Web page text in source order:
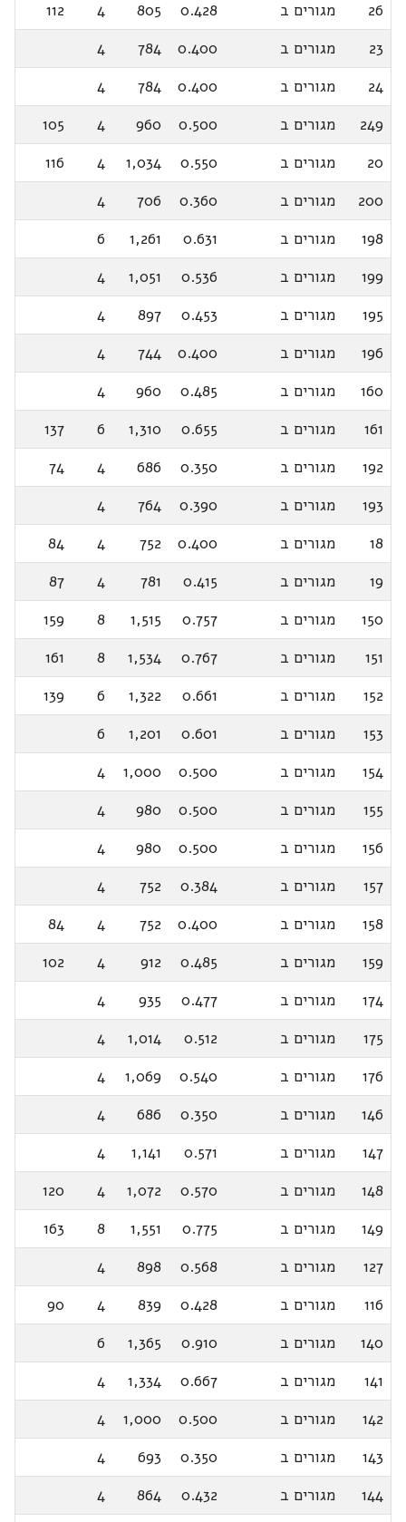
26 מגורים ב 0.428
805
4
112
23
מגורים ב 0.400
784
4
24
מגורים ב 0.400
784
4
249
מגורים ב 0.500
960
4
105
20
מגורים ב 0.550
1,034
4
116
200
מגורים ב 0.360
706
4
198
מגורים ב 0.631
1,261
6
199
מגורים ב 0.536
1,051
4
195
מגורים ב 0.453
897
4
196
מגורים ב 0.400
744
4
160
מגורים ב 0.485
960
4
161
מגורים ב 0.655
1,310
6
137
192
מגורים ב 0.350
686
4
74
193
מגורים ב 0.390
764
4
18
מגורים ב 0.400
752
4
84
19
מגורים ב 0.415
781
4
87
150
מגורים ב 0.757
1,515
8
159
151
מגורים ב 0.767
1,534
8
161
152
מגורים ב 0.661
1,322
6
139
153
מגורים ב 0.601
1,201
6
154
מגורים ב 0.500
1,000
4
155
מגורים ב 0.500
980
4
156
מגורים ב 0.500
980
4
157
מגורים ב 0.384
752
4
158
מגורים ב 0.400
752
4
84
159
מגורים ב 0.485
912
4
102
174
מגורים ב 0.477
935
4
175
מגורים ב 0.512
1,014
4
176
מגורים ב 0.540
1,069
4
146
מגורים ב 0.350
686
4
147
מגורים ב 0.571
1,141
4
148
מגורים ב 0.570
1,072
4
120
149
מגורים ב 0.775
1,551
8
163
127
מגורים ב 0.568
898
4
116
מגורים ב 0.428
839
4
90
140
מגורים ב 0.910
1,365
6
141
מגורים ב 0.667
1,334
4
142
מגורים ב 0.500
1,000
4
143
מגורים ב 0.350
693
4
144
מגורים ב 0.432
864
4